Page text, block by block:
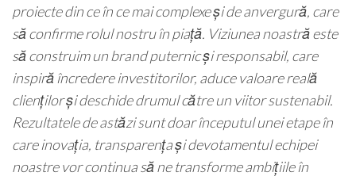
proiecte din ce în ce mai complexe și de anvergură, care
să confirme rolul nostru în piață. Viziunea noastră este
să construim un brand puternic și responsabil, care
inspiră încredere investitorilor, aduce valoare reală
clienților și deschide drumul către un viitor sustenabil.
Rezultatele de astăzi sunt doar începutul unei etape în
care inovația, transparența și devotamentul echipei
noastre vor continua să ne transforme ambițiile în